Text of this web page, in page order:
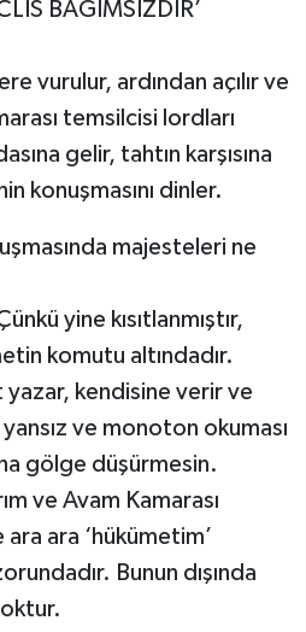
BAĞIMSIZDIR’
vurulur, ardından açılır ve
temsilcisi lordları
gelir, tahtın karşısına
konuşmasını dinler.
majesteleri ne
yine kısıtlanmıştır,
komutu altındadır.
yazar, kendisine verir ve
ve monoton okuması
gölge düşürmesin.
ve Avam Kamarası
ara ‘hükümetim’
Bunun dışında